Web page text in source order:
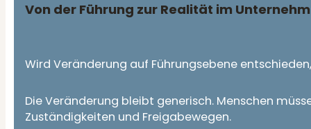
Von der Führung zur Realität im
Wird Veränderung auf Führungsebene
Die Veränderung bleibt generisch. Menschen
Zuständigkeiten und Freigabewegen.